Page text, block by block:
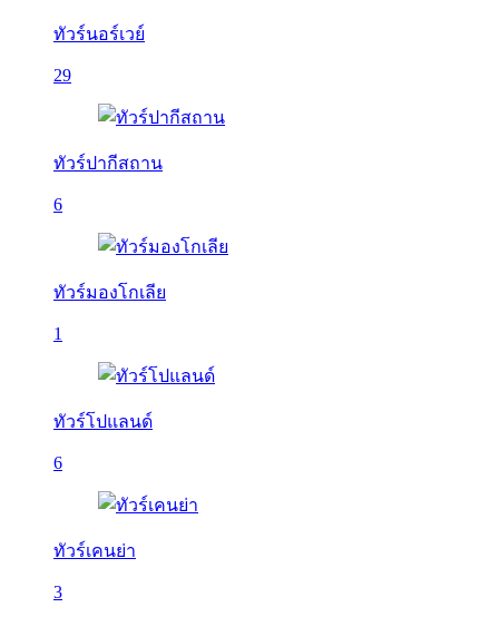
ทัวร์นอร์เวย์
29
ทัวร์ปากีสถาน
6
ทัวร์มองโกเลีย
1
ทัวร์โปแลนด์
6
ทัวร์เคนย่า
3